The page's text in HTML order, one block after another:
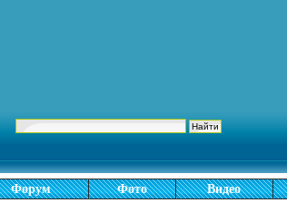
Форум Фото Видео